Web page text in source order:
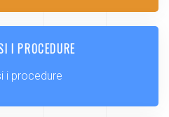
I PROCEDURE
i procedure